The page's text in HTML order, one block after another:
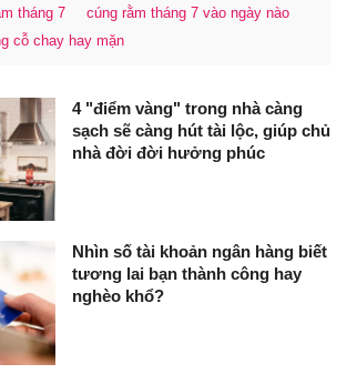
tháng 7
cúng rằm tháng 7 vào ngày nào
cỗ chay hay mặn
4 "điểm vàng" trong nhà càng
sạch sẽ càng hút tài lộc, giúp chủ
nhà đời đời hưởng phúc
Nhìn số tài khoản ngân hàng biết
tương lai bạn thành công hay
nghèo khổ?